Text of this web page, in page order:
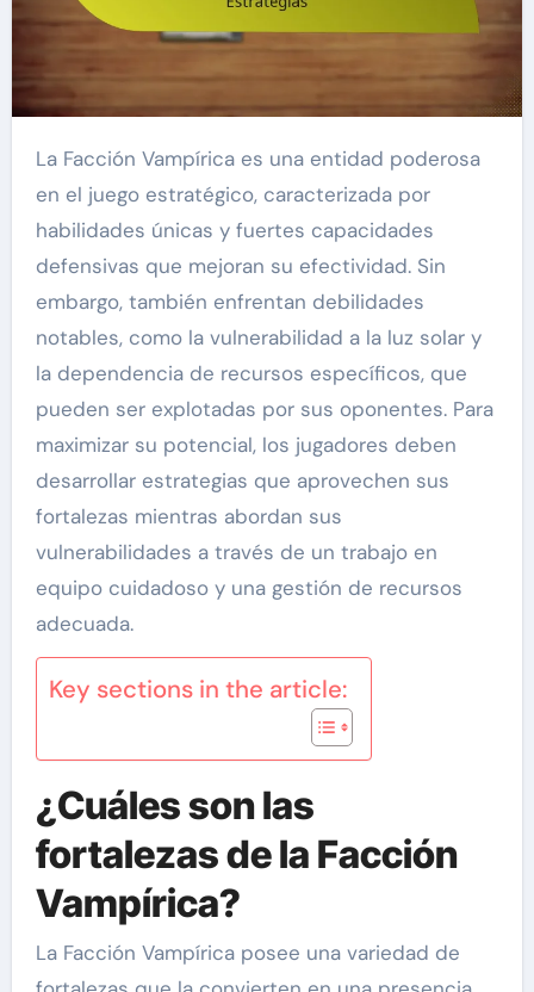
La Facción Vampírica es una entidad poderosa
en el juego estratégico, caracterizada por
habilidades únicas y fuertes capacidades
defensivas que mejoran su efectividad. Sin
embargo, también enfrentan debilidades
notables, como la vulnerabilidad a la luz solar y
la dependencia de recursos específicos, que
pueden ser explotadas por sus oponentes. Para
maximizar su potencial, los jugadores deben
desarrollar estrategias que aprovechen sus
fortalezas mientras abordan sus
vulnerabilidades a través de un trabajo en
equipo cuidadoso y una gestión de recursos
adecuada.
Key sections in the article:
¿Cuáles son las
fortalezas de la Facción
Vampírica?
La Facción Vampírica posee una variedad de